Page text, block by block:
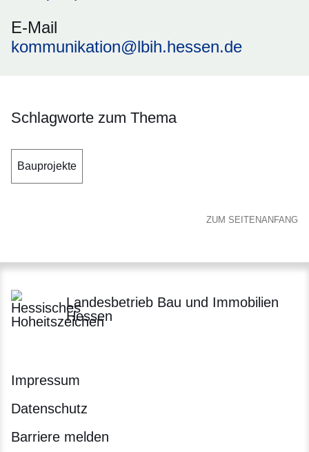
E-Mail
kommunikation@lbih.hessen.de
Schlagworte zum Thema
Bauprojekte
ZUM SEITENANFANG
Landesbetrieb Bau und Immobilien
Hessen
Impressum
Datenschutz
Barriere melden